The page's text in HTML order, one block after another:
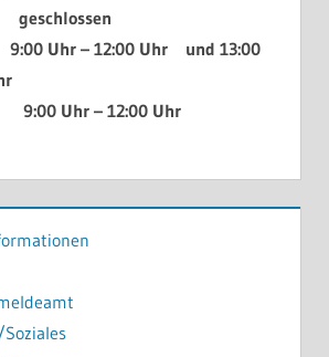
Uhr – 12:00 Uhr und 13:00
Uhr – 12:00 Uhr